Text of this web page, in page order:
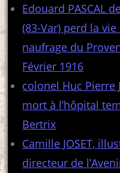
Edouard PASCAL
(83-Var) perd la
naufrage du
Février 1916
colonel Huc Pierre
mort à l’hôpital
Bertrix
Camille JOSET,
directeur de